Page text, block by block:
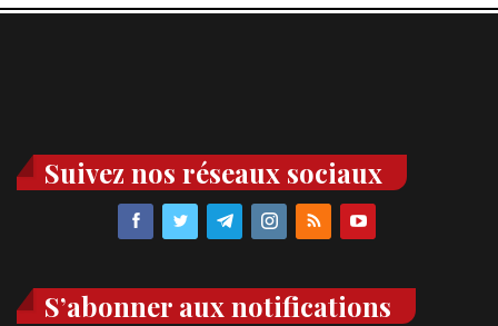
Suivez nos réseaux sociaux
S’abonner aux notifications